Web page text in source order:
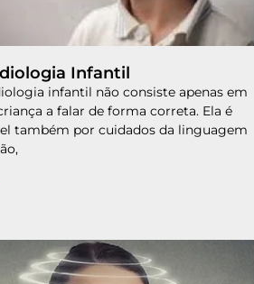
Infantil
infantil não consiste apenas em
a falar de forma correta. Ela é
também por cuidados da linguagem